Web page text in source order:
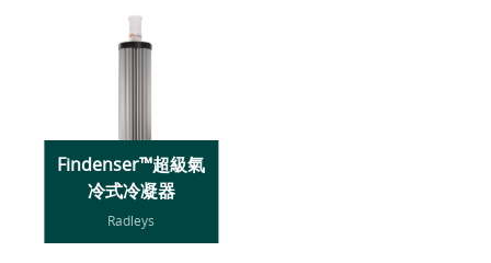
Findenser™超級氣
冷式冷凝器
Radleys